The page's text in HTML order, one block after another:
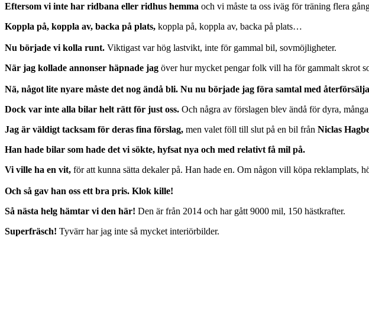
Eftersom vi inte har ridbana eller ridhus hemma och vi måste ta oss iväg för träning flera
Koppla på, koppla av, backa på plats, koppla på, koppla av, backa på plats…
Nu började vi kolla runt. Viktigast var hög lastvikt, inte för gammal bil, sovmöjligheter.
När jag kollade annonser häpnade jag över hur mycket pengar folk vill ha för gammalt skrot
Nä, något lite nyare måste det nog ändå bli. Nu nu började jag föra samtal med
Dock var inte alla bilar helt rätt för just oss. Och några av förslagen blev ändå för dyra,
Jag är väldigt tacksam för deras fina förslag, men valet föll till slut på en bil från Niclas
Han hade bilar som hade det vi sökte, hyfsat nya och med relativt få mil på.
Vi ville ha en vit, för att kunna sätta dekaler på. Han hade en. Om någon vill köpa reklamplats,
Och så gav han oss ett bra pris. Klok kille!
Så nästa helg hämtar vi den här! Den är från 2014 och har gått 9000 mil, 150 hästkrafter.
Superfräsch! Tyvärr har jag inte så mycket interiörbilder.